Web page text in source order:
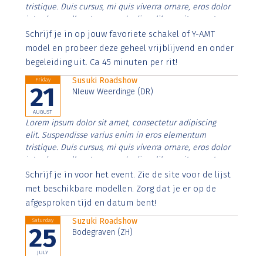
tristique. Duis cursus, mi quis viverra ornare, eros dolor
interdum nulla, ut commodo diam libero vitae erat.
Aenean faucibus nibh et justo cursus id rutrum lorem
imperdiet. Nunc ut sem vitae risus tristique posuere.
Schrijf je in op jouw favoriete schakel of Y-AMT
model en probeer deze geheel vrijblijvend en onder
begeleiding uit. Ca 45 minuten per rit!
Friday
21
AUGUST
Susuki Roadshow
NIeuw Weerdinge (DR)
Lorem ipsum dolor sit amet, consectetur adipiscing
elit. Suspendisse varius enim in eros elementum
tristique. Duis cursus, mi quis viverra ornare, eros dolor
interdum nulla, ut commodo diam libero vitae erat.
Aenean faucibus nibh et justo cursus id rutrum lorem
imperdiet. Nunc ut sem vitae risus tristique posuere.
Schrijf je in voor het event. Zie de site voor de lijst
met beschikbare modellen. Zorg dat je er op de
afgesproken tijd en datum bent!
Saturday
25
JULY
Suzuki Roadshow
Bodegraven (ZH)